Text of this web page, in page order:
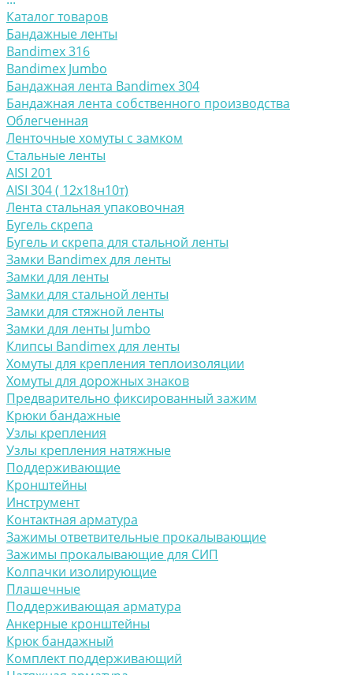
Каталог товаров
Бандажные ленты
Bandimex 316
Bandimex Jumbo
Бандажная лента Bandimex 304
Бандажная лента собственного производства
Облегченная
Ленточные хомуты с замком
Стальные ленты
AISI 201
AISI 304 ( 12х18н10т)
Лента стальная упаковочная
Бугель скрепа
Бугель и скрепа для стальной ленты
Замки Bandimex для ленты
Замки для ленты
Замки для стальной ленты
Замки для стяжной ленты
Замки для ленты Jumbo
Клипсы Bandimex для ленты
Хомуты для крепления теплоизоляции
Хомуты для дорожных знаков
Предварительно фиксированный зажим
Крюки бандажные
Узлы крепления
Узлы крепления натяжные
Поддерживающие
Кронштейны
Инструмент
Контактная арматура
Зажимы ответвительные прокалывающие
Зажимы прокалывающие для СИП
Колпачки изолирующие
Плашечные
Поддерживающая арматура
Анкерные кронштейны
Крюк бандажный
Комплект поддерживающий